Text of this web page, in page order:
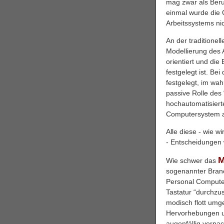
mag zwar als
einmal wurde die
Arbeitssystems
An der
Modellierung des
orientiert und die
festgelegt ist. Bei
festgelegt, im
passive Rolle des
Computersystem
Alle diese - wie
- Entscheidungen
Wie schwer das
sogenannter
Personal
Tastatur
modisch flott
Hervorhebungen